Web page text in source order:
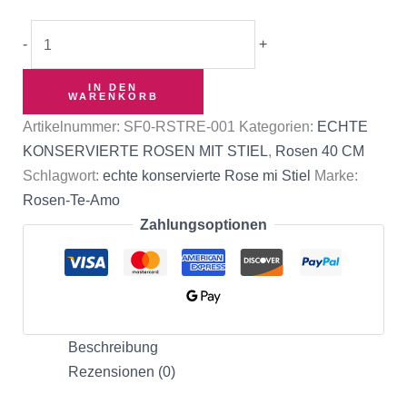
- +
IN DEN
WARENKORB
Artikelnummer: ‎SF0-RSTRE-001 Kategorien: ECHTE
KONSERVIERTE ROSEN MIT STIEL, Rosen 40 CM
Schlagwort:echte konservierte Rose mi Stiel Marke:
Rosen-Te-Amo
Zahlungsoptionen
Beschreibung
Rezensionen (0)